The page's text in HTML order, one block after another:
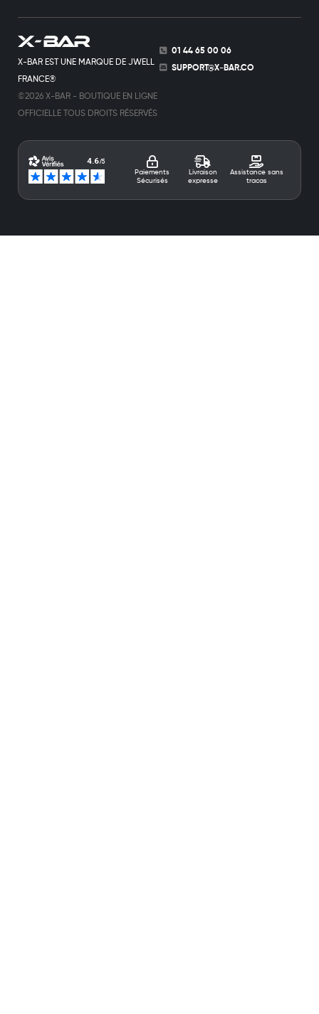
X-BAR EST UNE MARQUE DE JWELL
FRANCE®
©2026 X-BAR - BOUTIQUE EN LIGNE
OFFICIELLE TOUS DROITS RÉSERVÉS
01 44 65 00 06
SUPPORT@X-BAR.CO
Paiements
Sécurisés
Livraison
expresse
Assistance sans
tracas